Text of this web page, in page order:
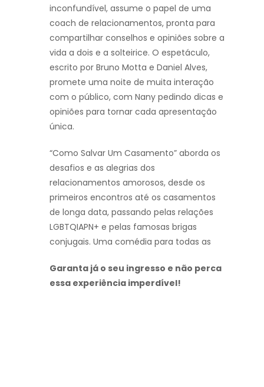
inconfundível, assume o papel de uma
coach de relacionamentos, pronta para
compartilhar conselhos e opiniões sobre a
vida a dois e a solteirice. O espetáculo,
escrito por Bruno Motta e Daniel Alves,
promete uma noite de muita interação
com o público, com Nany pedindo dicas e
opiniões para tornar cada apresentação
única.
“Como Salvar Um Casamento” aborda os
desafios e as alegrias dos
relacionamentos amorosos, desde os
primeiros encontros até os casamentos
de longa data, passando pelas relações
LGBTQIAPN+ e pelas famosas brigas
conjugais. Uma comédia para todas as
Garanta já o seu ingresso e não perca
essa experiência imperdível!